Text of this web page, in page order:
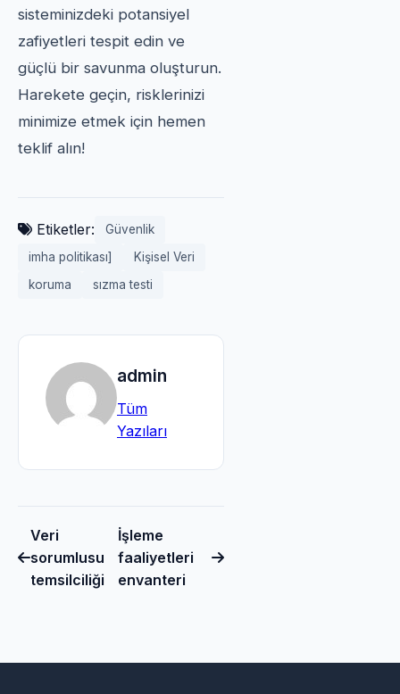
sisteminizdeki potansiyel
zafiyetleri tespit edin ve
güçlü bir savunma oluşturun.
Harekete geçin, risklerinizi
minimize etmek için hemen
teklif alın!
Etiketler:
Güvenlik
imha politikası]
Kişisel Veri
koruma
sızma testi
admin
Tüm
Yazıları
Veri
sorumlusu
temsilciliği
İşleme
faaliyetleri
envanteri